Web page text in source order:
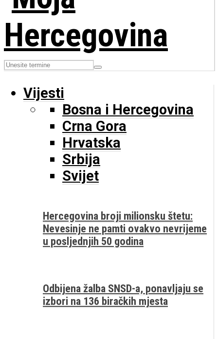
Vijesti
Bosna i Hercegovina
Crna Gora
Hrvatska
Srbija
Svijet
Hercegovina broji milionsku štetu:
Nevesinje ne pamti ovakvo nevrijeme
u posljednjih 50 godina
Odbijena žalba SNSD-a, ponavljaju se
izbori na 136 biračkih mjesta